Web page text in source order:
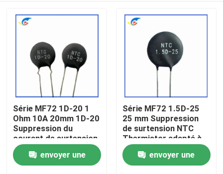
À la maison
Produits
Série MF72 1D-20 1
Ohm 10A 20mm 1D-20
Suppression du
courant de surtension
NTC Thermistor
adapté à l'alimentation
électrique à haute
envoyer une
Série MF72 1.5D-25
25 mm Suppression
de surtension NTC
Thermistor adapté à
la commutation de
l'alimentation Audio
amplificateur
envoyer une